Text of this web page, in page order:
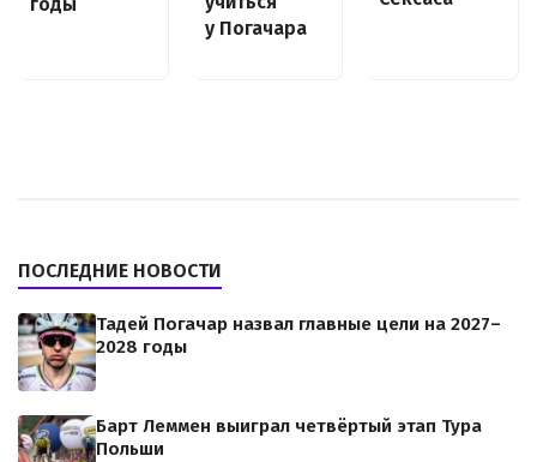
годы
у Погачара
ПОСЛЕДНИЕ НОВОСТИ
Тадей Погачар назвал главные цели на 2027–
2028 годы
Барт Леммен выиграл четвёртый этап Тура
Польши